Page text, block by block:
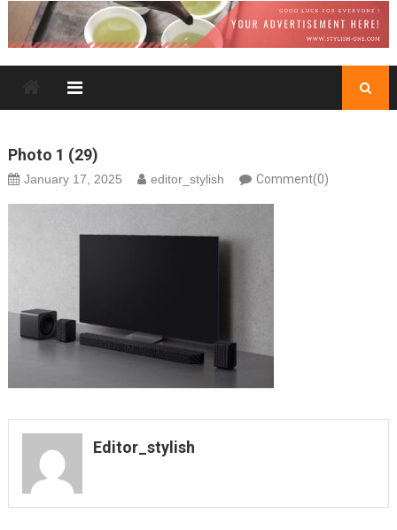
Photo 1 (29)
January 17, 2025 editor_stylish Comment(0)
Editor_stylish